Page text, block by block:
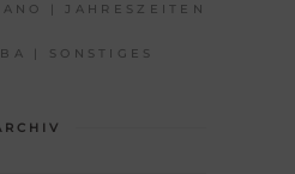
ANO | JAHRESZEITEN
| SONSTIGES